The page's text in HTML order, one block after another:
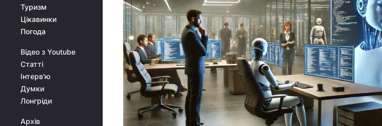
Туризм
Цікавинки
Погода
Відео з Youtube
Статті
Інтерв'ю
Думки
Лонгріди
Архів